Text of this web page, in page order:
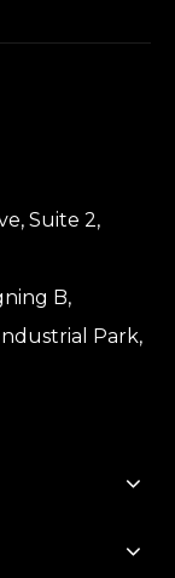
Suite 2,
B,
Park,